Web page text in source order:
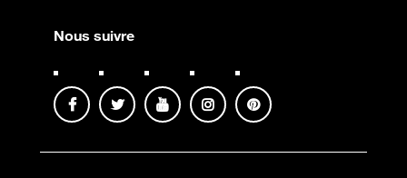
Nous suivre